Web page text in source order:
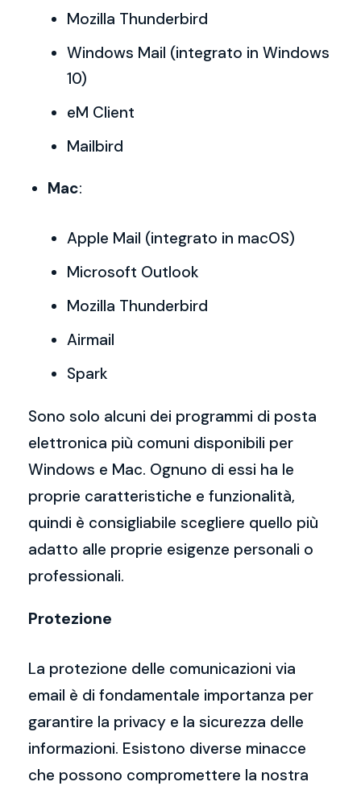
Mozilla Thunderbird
Windows Mail (integrato in Windows
10)
eM Client
Mailbird
Mac:
Apple Mail (integrato in macOS)
Microsoft Outlook
Mozilla Thunderbird
Airmail
Spark
Sono solo alcuni dei programmi di posta
elettronica più comuni disponibili per
Windows e Mac. Ognuno di essi ha le
proprie caratteristiche e funzionalità,
quindi è consigliabile scegliere quello più
adatto alle proprie esigenze personali o
professionali.
Protezione
La protezione delle comunicazioni via
email è di fondamentale importanza per
garantire la privacy e la sicurezza delle
informazioni. Esistono diverse minacce
che possono compromettere la nostra